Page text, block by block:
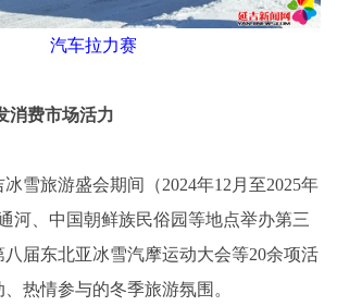
汽车拉力赛
费市场活力
旅游盛会期间（2024年12月至2025年
河、中国朝鲜族民俗园等地点举办第三
八届东北亚冰雪汽摩运动大会等20余项活
热情参与的冬季旅游氛围。